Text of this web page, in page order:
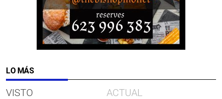
LO MÁS
VISTO ACTUAL